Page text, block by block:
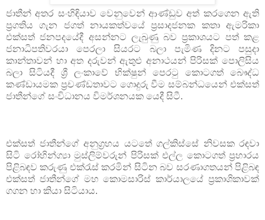
ජාතීන් අතර සංහිඳියාව වෙනුවෙන් ආණ්ඩුව අත් කරගෙන ඇති
ප්‍රගතිය ගැන ජගත් නායකත්වයේ ප්‍රසාදජනක කතා ඇමරිකා
එක්සත් ජනපදයේදී අසන්නට ලැබුණු බව ප්‍රකාශයට පත් කළ
ජනාධිපතිවරයා පෙරලා සියරට බලා පැමිණ දිනට පසුදා
කාන්තාවන් හා අත දරුවන් ඇතුළු අනාථයන් පිරිසක් පොලිසිය
බලා සිටියදී ශ්‍රී ලංකාවේ භික්ෂුන් පෙරටු කොටගත් බෞද්ධ
කණ්ඩායමක ප්‍රචණ්ඩතාවට ගොදුරු වීම සම්බන්ධයෙන් එක්සත්
ජාතීන්ගේ සංවිධානය විමර්ශනයක යෙදී සිටී.
එක්සත් ජාතීන්ගේ අනුග්‍රහය යටතේ ගල්කිස්සේ නිවසක රඳවා
සිටි රෝහින්ග්‍යා මුස්ලිම්වරුන් පිරිසක් එල්ල කොටගත් ප්‍රහාරය
පිළිබඳව කරුණු එක්රැස් කරමින් සිටින බව සරණාගතයන් පිළිබඳ
එක්සත් ජාතීන්ගේ මහ කොමසාරිස් කාර්යාලයේ ප්‍රකාශිකාවක්
ගගන හා කියා සිටියාය.